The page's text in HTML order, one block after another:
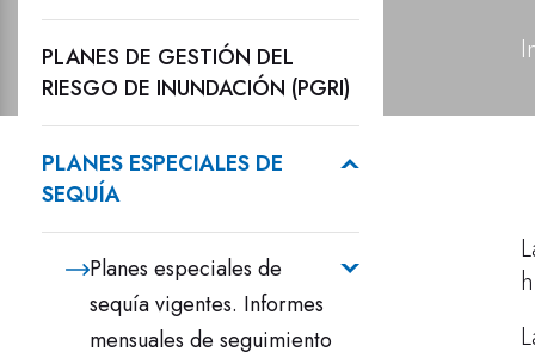
PLANES DE GESTIÓN DEL
RIESGO DE INUNDACIÓN (PGRI)
PLANES ESPECIALES DE
SEQUÍA
Planes especiales de
sequía vigentes. Informes
mensuales de seguimiento